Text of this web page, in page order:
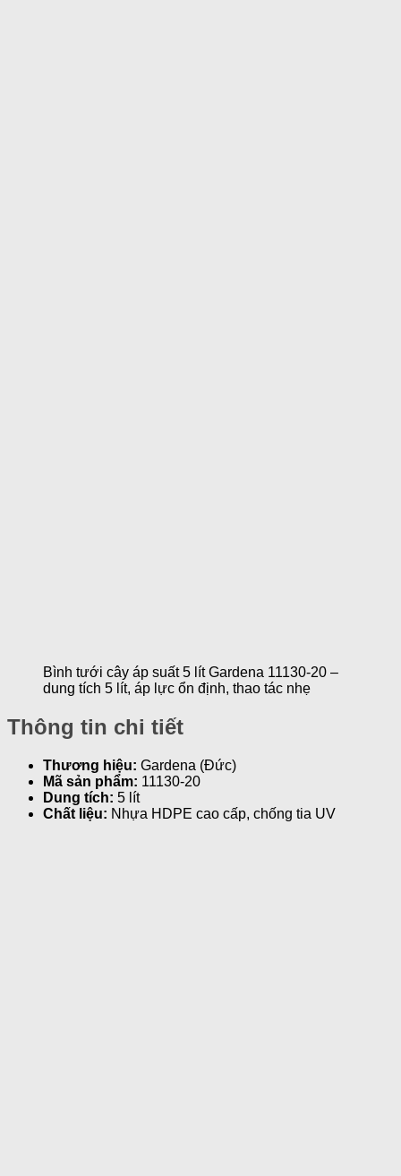
Bình tưới cây áp suất 5 lít Gardena 11130-20 –
dung tích 5 lít, áp lực ổn định, thao tác nhẹ
Thông tin chi tiết
Thương hiệu: Gardena (Đức)
Mã sản phẩm: 11130-20
Dung tích: 5 lít
Chất liệu: Nhựa HDPE cao cấp, chống tia UV